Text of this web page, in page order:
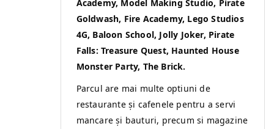
Academy, Model Making Studio, Pirate
Goldwash, Fire Academy, Lego Studios
4G, Baloon School, Jolly Joker, Pirate
Falls: Treasure Quest, Haunted House
Monster Party, The Brick.
Parcul are mai multe optiuni de
restaurante și cafenele pentru a servi
mancare și bauturi, precum si magazine